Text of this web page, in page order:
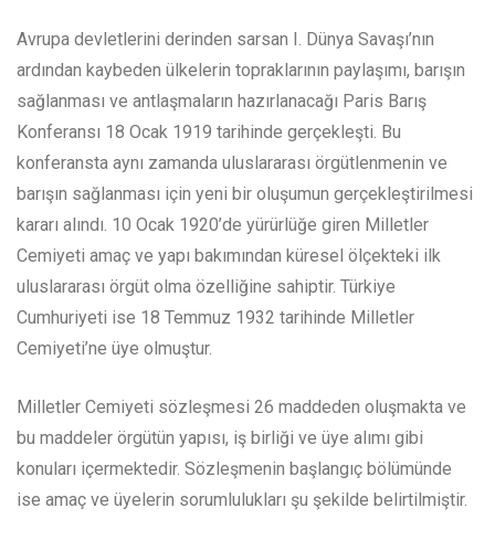
Avrupa devletlerini derinden sarsan I. Dünya Savaşı’nın
ardından kaybeden ülkelerin topraklarının paylaşımı, barışın
sağlanması ve antlaşmaların hazırlanacağı Paris Barış
Konferansı 18 Ocak 1919 tarihinde gerçekleşti. Bu
konferansta aynı zamanda uluslararası örgütlenmenin ve
barışın sağlanması için yeni bir oluşumun gerçekleştirilmesi
kararı alındı. 10 Ocak 1920’de yürürlüğe giren Milletler
Cemiyeti amaç ve yapı bakımından küresel ölçekteki ilk
uluslararası örgüt olma özelliğine sahiptir. Türkiye
Cumhuriyeti ise 18 Temmuz 1932 tarihinde Milletler
Cemiyeti’ne üye olmuştur.
Milletler Cemiyeti sözleşmesi 26 maddeden oluşmakta ve
bu maddeler örgütün yapısı, iş birliği ve üye alımı gibi
konuları içermektedir. Sözleşmenin başlangıç bölümünde
ise amaç ve üyelerin sorumlulukları şu şekilde belirtilmiştir.